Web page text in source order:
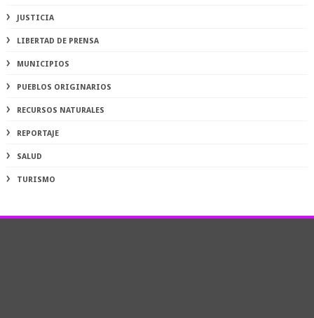
JUSTICIA
LIBERTAD DE PRENSA
MUNICIPIOS
PUEBLOS ORIGINARIOS
RECURSOS NATURALES
REPORTAJE
SALUD
TURISMO